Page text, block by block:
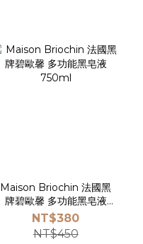
Maison Briochin 法國黑
牌碧歐馨 多功能黑皂液
750ml
NT$380
NT$450